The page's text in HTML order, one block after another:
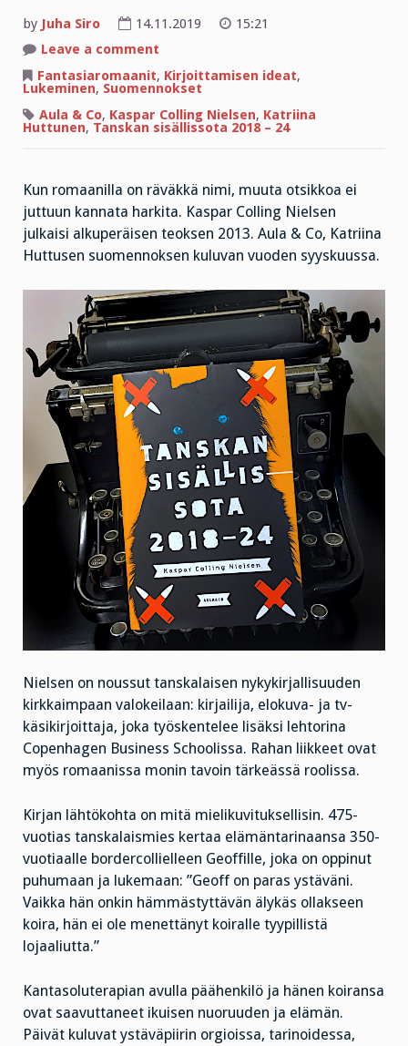
by Juha Siro 14.11.2019
15:21
Leave a comment
sisällissota
2018
24
Fantasiaromaanit, Kirjoittamisen ideat,
Lukeminen, Suomennokset
Aula & Co, Kaspar Colling Nielsen, Katriina
Huttunen, Tanskan sisällissota 2018 – 24
Kun romaanilla on räväkkä nimi, muuta otsikkoa ei
juttuun kannata harkita. Kaspar Colling Nielsen
julkaisi alkuperäisen teoksen 2013. Aula & Co, Katriina
Huttusen suomennoksen kuluvan vuoden syyskuussa.
Nielsen on noussut tanskalaisen nykykirjallisuuden
kirkkaimpaan valokeilaan: kirjailija, elokuva- ja tv-
käsikirjoittaja, joka työskentelee lisäksi lehtorina
Copenhagen Business Schoolissa. Rahan liikkeet ovat
myös romaanissa monin tavoin tärkeässä roolissa.
Kirjan lähtökohta on mitä mielikuvituksellisin. 475-
vuotias tanskalaismies kertaa elämäntarinaansa 350-
vuotiaalle bordercollielleen Geoffille, joka on oppinut
puhumaan ja lukemaan: ”Geoff on paras ystäväni.
Vaikka hän onkin hämmästyttävän älykäs ollakseen
koira, hän ei ole menettänyt koiralle tyypillistä
lojaaliutta.”
Kantasoluterapian avulla päähenkilö ja hänen koiransa
ovat saavuttaneet ikuisen nuoruuden ja elämän.
Päivät kuluvat ystäväpiirin orgioissa, tarinoidessa,